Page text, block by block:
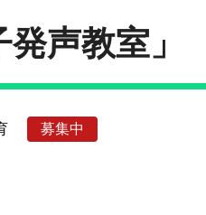
声教室」
募集中